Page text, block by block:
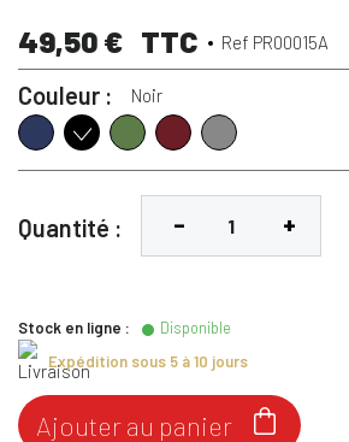
49,50 € TTC Ref PR00015A
Couleur : Noir
Navy Noir Vert Hunter
BordeauxGris
Quantité :
Stock en ligne :
Disponible
Expédition sous 5 à 10 jours

Ajouter au panier